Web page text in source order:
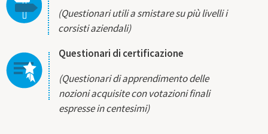
(Questionari utili a smistare su più livelli i
corsisti aziendali)
Questionari di certificazione
(Questionari di apprendimento delle
nozioni acquisite con votazioni finali
espresse in centesimi)